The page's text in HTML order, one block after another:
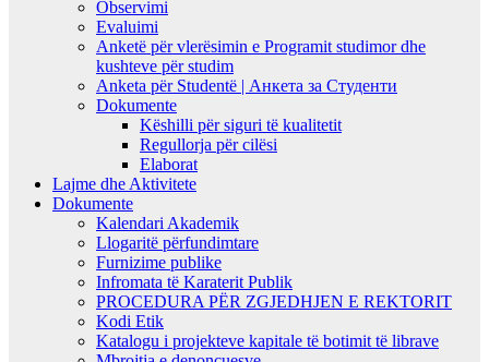
Observimi
Evaluimi
Anketë për vlerësimin e Programit studimor dhe
kushteve për studim
Anketa për Studentë | Анкета за Студенти
Dokumente
Këshilli për siguri të kualitetit
Regullorja për cilësi
Elaborat
Lajme dhe Aktivitete
Dokumente
Kalendari Akademik
Llogaritë përfundimtare
Furnizime publike
Infromata të Karaterit Publik
PROCEDURA PËR ZGJEDHJEN E REKTORIT
Kodi Etik
Katalogu i projekteve kapitale të botimit të librave